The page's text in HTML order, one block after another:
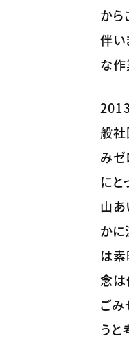
から
伴い
な作
般社
みゼ
に
山あ
か
は素
念は
ごみ
うと